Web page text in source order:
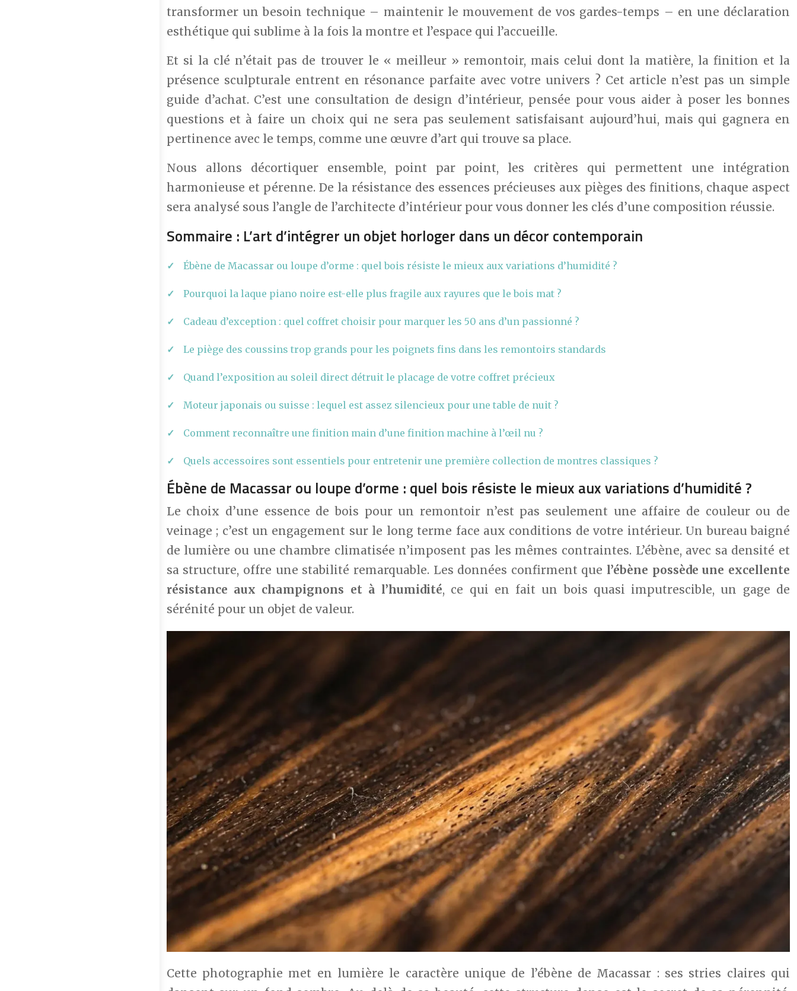
transformer un besoin technique – maintenir le mouvement de vos gardes-temps – en une déclaration
esthétique qui sublime à la fois la montre et l’espace qui l’accueille.
Et si la clé n’était pas de trouver le « meilleur » remontoir, mais celui dont la matière, la finition et la
présence sculpturale entrent en résonance parfaite avec votre univers ? Cet article n’est pas un simple
guide d’achat. C’est une consultation de design d’intérieur, pensée pour vous aider à poser les bonnes
questions et à faire un choix qui ne sera pas seulement satisfaisant aujourd’hui, mais qui gagnera en
pertinence avec le temps, comme une œuvre d’art qui trouve sa place.
Nous allons décortiquer ensemble, point par point, les critères qui permettent une intégration
harmonieuse et pérenne. De la résistance des essences précieuses aux pièges des finitions, chaque aspect
sera analysé sous l’angle de l’architecte d’intérieur pour vous donner les clés d’une composition réussie.
Sommaire : L’art d’intégrer un objet horloger dans un décor contemporain
Ébène de Macassar ou loupe d’orme : quel bois résiste le mieux aux variations d’humidité ?
Pourquoi la laque piano noire est-elle plus fragile aux rayures que le bois mat ?
Cadeau d’exception : quel coffret choisir pour marquer les 50 ans d’un passionné ?
Le piège des coussins trop grands pour les poignets fins dans les remontoirs standards
Quand l’exposition au soleil direct détruit le placage de votre coffret précieux
Moteur japonais ou suisse : lequel est assez silencieux pour une table de nuit ?
Comment reconnaître une finition main d’une finition machine à l’œil nu ?
Quels accessoires sont essentiels pour entretenir une première collection de montres classiques ?
Ébène de Macassar ou loupe d’orme : quel bois résiste le mieux aux variations d’humidité ?
Le choix d’une essence de bois pour un remontoir n’est pas seulement une affaire de couleur ou de
veinage ; c’est un engagement sur le long terme face aux conditions de votre intérieur. Un bureau baigné
de lumière ou une chambre climatisée n’imposent pas les mêmes contraintes. L’ébène, avec sa densité et
sa structure, offre une stabilité remarquable. Les données confirment que l’ébène possède une excellente
résistance aux champignons et à l’humidité, ce qui en fait un bois quasi imputrescible, un gage de
sérénité pour un objet de valeur.
Cette photographie met en lumière le caractère unique de l’ébène de Macassar : ses stries claires qui